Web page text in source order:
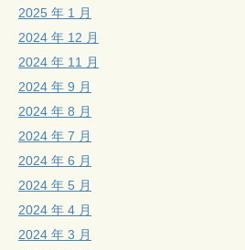
2025 年 1 月
2024 年 12 月
2024 年 11 月
2024 年 9 月
2024 年 8 月
2024 年 7 月
2024 年 6 月
2024 年 5 月
2024 年 4 月
2024 年 3 月